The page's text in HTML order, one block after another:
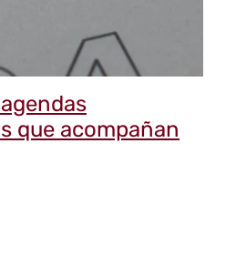
que acompañan